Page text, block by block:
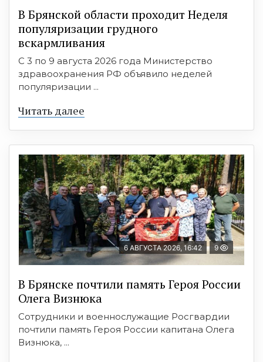
В Брянской области проходит Неделя
популяризации грудного
вскармливания
С 3 по 9 августа 2026 года Министерство
здравоохранения РФ объявило неделей
популяризации ...
Читать далее
6 АВГУСТА 2026, 16:42 9
В Брянске почтили память Героя России
Олега Визнюка
Сотрудники и военнослужащие Росгвардии
почтили память Героя России капитана Олега
Визнюка, ...